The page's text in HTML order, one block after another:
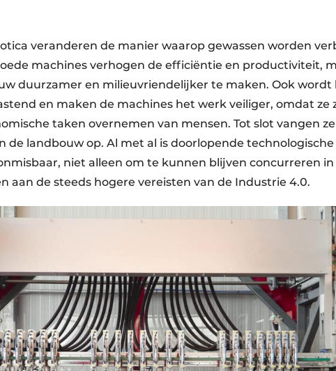
veranderen de manier waarop gewassen worden
machines verhogen de efficiëntie en productiviteit,
duurzamer en milieuvriendelijker te maken. Ook wordt
en maken de machines het werk veiliger, omdat ze
taken overnemen van mensen. Tot slot vangen
landbouw op. Al met al is doorlopende
niet alleen om te kunnen blijven concurreren
aan de steeds hogere vereisten van de Industrie 4.0.